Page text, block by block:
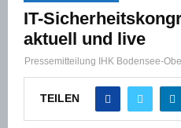
IT-
aktuell und live
Pressemitteilung IHK Bodensee-
TEILEN